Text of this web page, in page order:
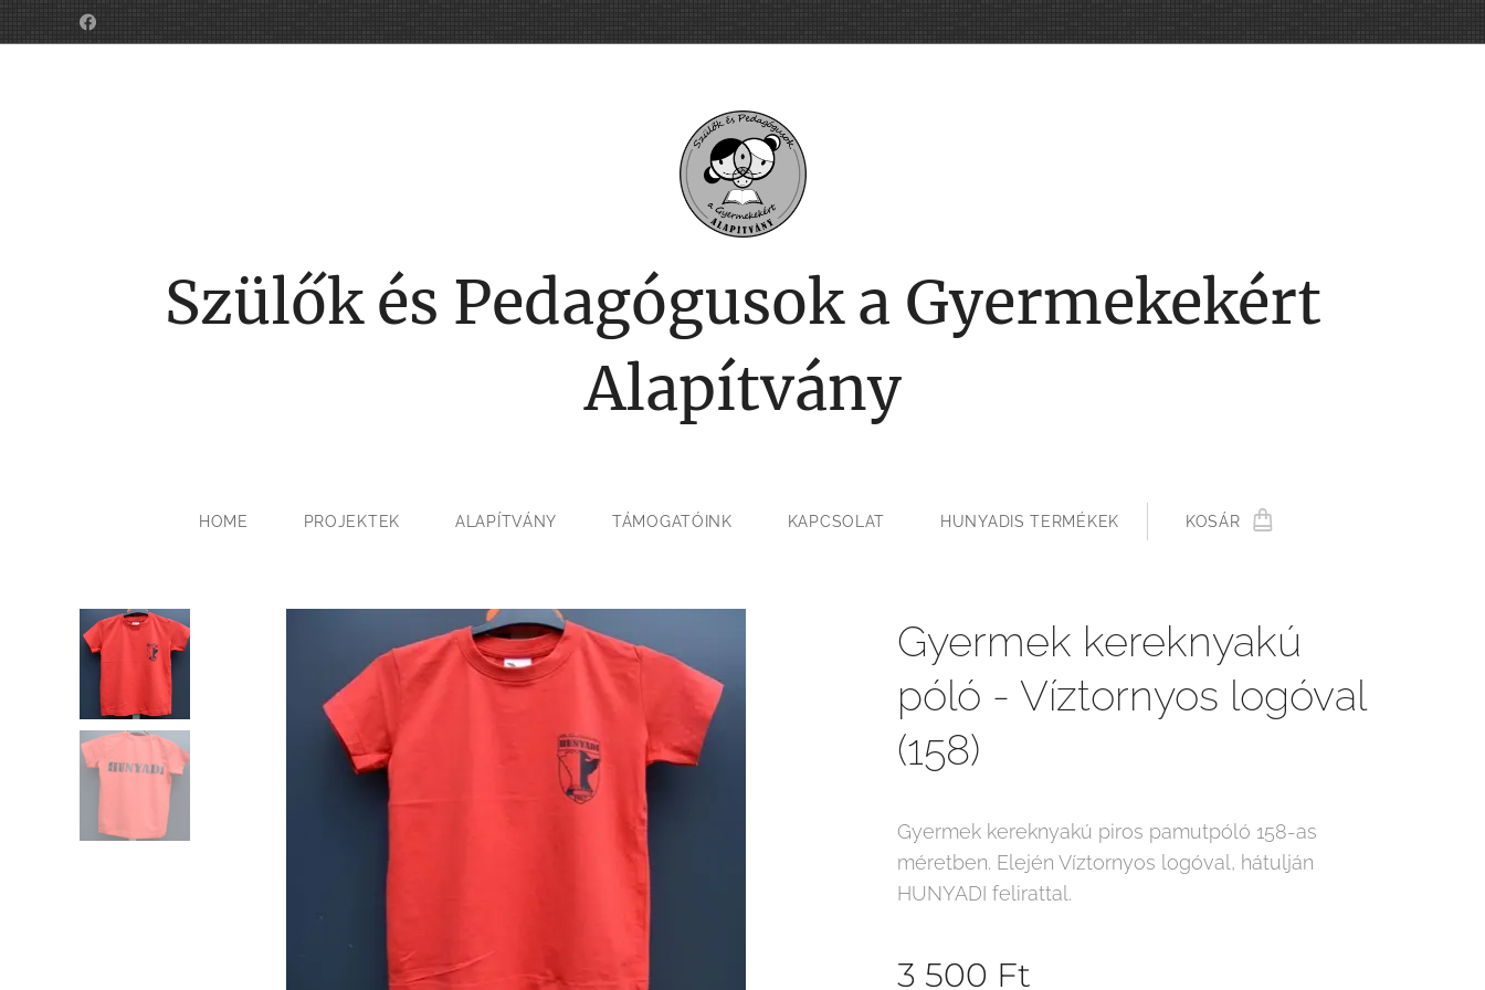
Szülők és Pedagógusok a Gyermekekért
Alapítvány
HOME PROJEKTEK ALAPÍTVÁNY TÁMOGATÓINK KAPCSOLAT HUNYADIS TERMÉKEK KOSÁR
Gyermek kereknyakú
póló - Víztornyos logóval
(158)
Gyermek kereknyakú piros pamutpóló 158-as
méretben. Elején Víztornyos logóval, hátulján
HUNYADI felirattal.
3 500 Ft